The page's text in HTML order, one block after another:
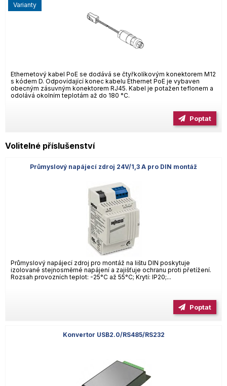
Ethernetový kabel PoE se dodává se čtyřkolíkovým konektorem M12
s kódem D. Odpovídající konec kabelu Ethernet PoE je vybaven
obecným zásuvným konektorem RJ45. Kabel je potažen teflonem a
odolává okolním teplotám až do 180 °C.
varianty
Poptat
Volitelné příslušenství
Průmyslový napájecí zdroj 24V/1,3 A pro DIN montáž
Průmyslový napájecí zdroj pro montáž na lištu DIN poskytuje
izolované stejnosměrné napájení a zajišťuje ochranu proti přetížení.
Rozsah provozních teplot: -25°C až 55°C; Krytí: IP20;...
Poptat
Konvertor USB2.0/RS485/RS232